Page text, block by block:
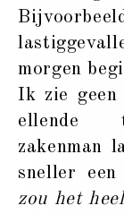
morgen
Ik zie geen
zakenman
sneller
zou het